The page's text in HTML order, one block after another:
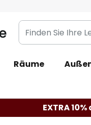
Finden
Sie
Leuchte...
Räume
EXTRA